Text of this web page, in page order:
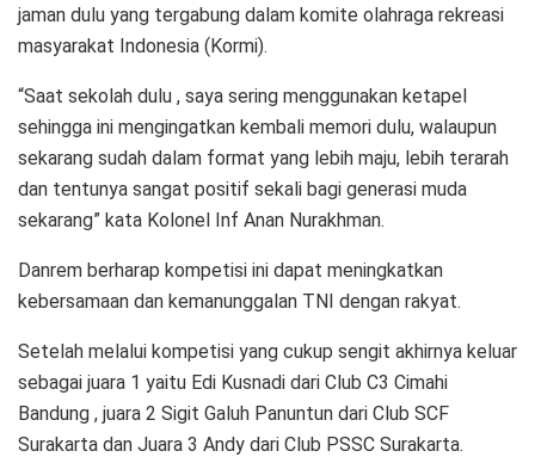
jaman dulu yang tergabung dalam komite olahraga rekreasi
masyarakat Indonesia (Kormi).
“Saat sekolah dulu , saya sering menggunakan ketapel
sehingga ini mengingatkan kembali memori dulu, walaupun
sekarang sudah dalam format yang lebih maju, lebih terarah
dan tentunya sangat positif sekali bagi generasi muda
sekarang” kata Kolonel Inf Anan Nurakhman.
Danrem berharap kompetisi ini dapat meningkatkan
kebersamaan dan kemanunggalan TNI dengan rakyat.
Setelah melalui kompetisi yang cukup sengit akhirnya keluar
sebagai juara 1 yaitu Edi Kusnadi dari Club C3 Cimahi
Bandung , juara 2 Sigit Galuh Panuntun dari Club SCF
Surakarta dan Juara 3 Andy dari Club PSSC Surakarta.